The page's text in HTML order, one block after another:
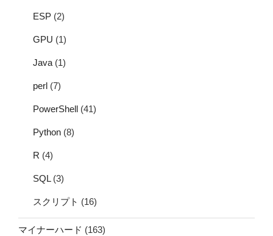
ESP (2)
GPU (1)
Java (1)
perl (7)
PowerShell (41)
Python (8)
R (4)
SQL(3)
スクリプト (16)
マイナーハード (163)